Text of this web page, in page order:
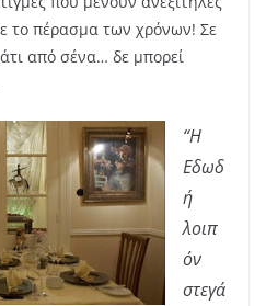
το πέρασμα των χρόνων! Σε
από σένα… δε μπορεί
“Η
Εδωδ
ή
λοιπ
όν
στεγά